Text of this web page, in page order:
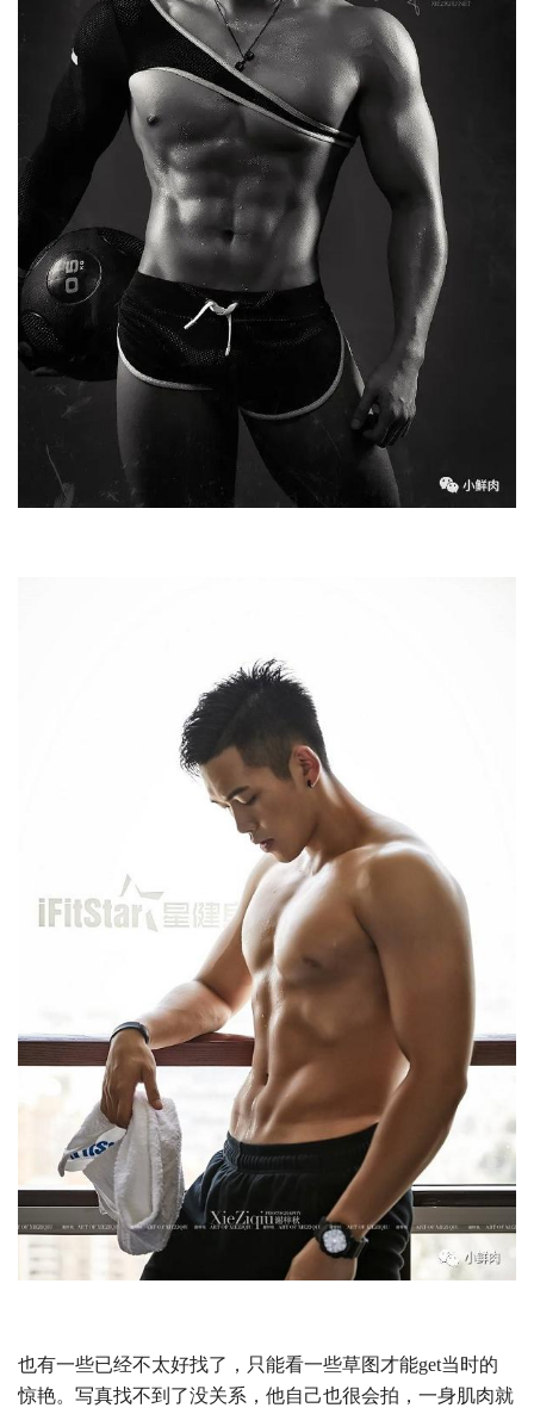
也有一些已经不太好找了，只能看一些草图才能get当时的
惊艳。写真找不到了没关系，他自己也很会拍，一身肌肉就